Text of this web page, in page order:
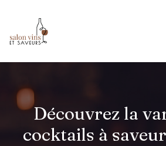
Découvrez la
cocktails à